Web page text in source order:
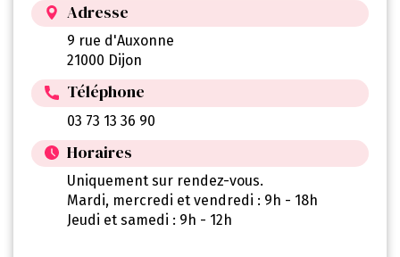
Adresse
9 rue d'Auxonne
21000 Dijon
Téléphone
03 73 13 36 90
Horaires
Uniquement sur rendez-vous.
Mardi, mercredi et vendredi : 9h - 18h
Jeudi et samedi : 9h - 12h